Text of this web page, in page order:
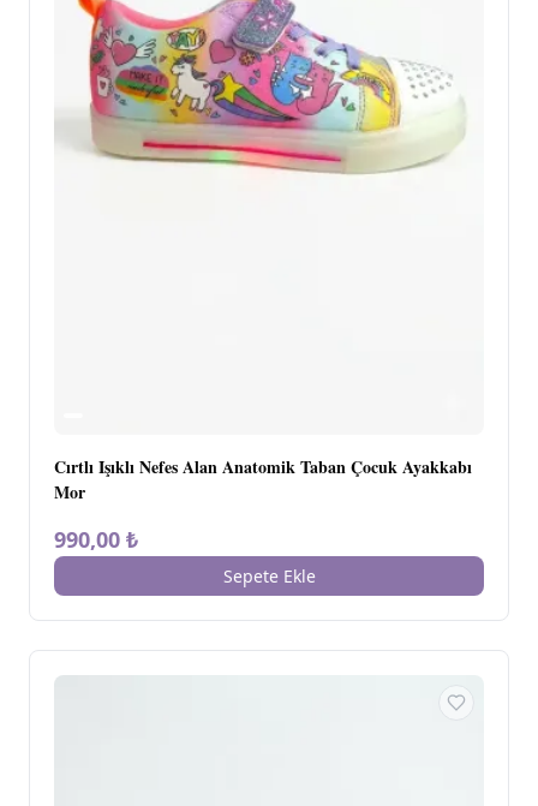
Cırtlı Işıklı Nefes Alan Anatomik Taban Çocuk Ayakkabı
Mor
990,00 ₺
Sepete Ekle